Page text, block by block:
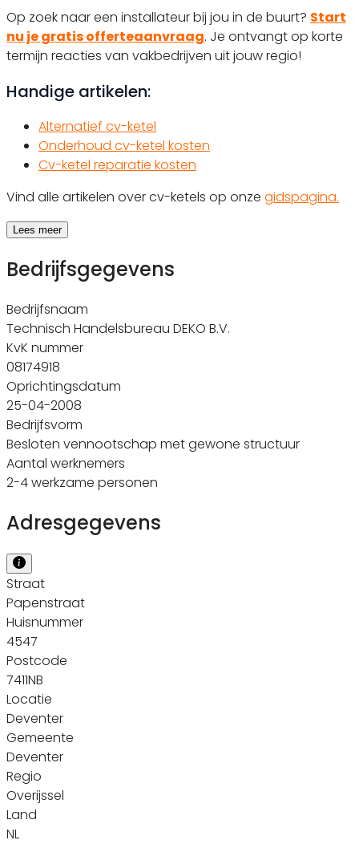
Op zoek naar een installateur bij jou in de buurt? Start
nu je gratis offerteaanvraag. Je ontvangt op korte
termijn reacties van vakbedrijven uit jouw regio!
Handige artikelen:
Alternatief cv-ketel
Onderhoud cv-ketel kosten
Cv-ketel reparatie kosten
Vind alle artikelen over cv-ketels op onze gidspagina.
Lees meer
Bedrijfsgegevens
Bedrijfsnaam
Technisch Handelsbureau DEKO B.V.
KvK nummer
08174918
Oprichtingsdatum
25-04-2008
Bedrijfsvorm
Besloten vennootschap met gewone structuur
Aantal werknemers
2-4 werkzame personen
Adresgegevens
Straat
Papenstraat
Huisnummer
4547
Postcode
7411NB
Locatie
Deventer
Gemeente
Deventer
Regio
Overijssel
Land
NL